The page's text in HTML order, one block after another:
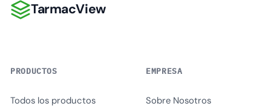
TarmacView
TarmacView
PRODUCTOS
Todos los productos
EMPRESA
Sobre Nosotros